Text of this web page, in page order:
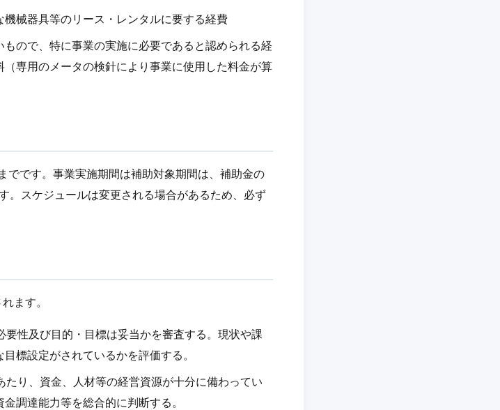
械器具等のリース・レンタルに要する経費
ので、特に事業の実施に必要であると認められる経
専用のメータの検針により事業に使用した料金が算
です。事業実施期間は補助対象期間は、補助金の
。スケジュールは変更される場合があるため、必ず
ます。
性及び目的・目標は妥当かを審査する。現状や課
標設定がされているかを評価する。
り、資金、人材等の経営資源が十分に備わってい
調達能力等を総合的に判断する。